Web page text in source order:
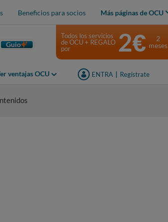
Beneficios para socios Más páginas de OCU
Guio
ventajas OCU ENTRA Regístrate
Todos los servicios
de OCU + REGALO
por
2€
2
meses